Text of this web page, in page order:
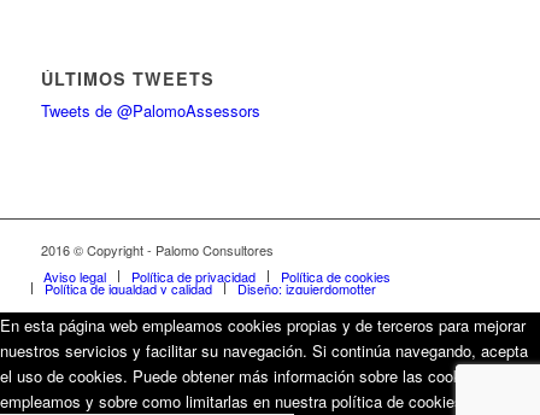
ÚLTIMOS TWEETS
Tweets de @PalomoAssessors
2016 © Copyright - Palomo Consultores
Aviso legal
Política de privacidad Política de cookies
Política de igualdad y calidad Diseño: izquierdomotter
En esta página web empleamos cookies propias y de terceros para mejorar
nuestros servicios y facilitar su navegación. Si continúa navegando, acepta
el uso de cookies. Puede obtener más información sobre las cookies que
empleamos y sobre como limitarlas en nuestra política de cookies.